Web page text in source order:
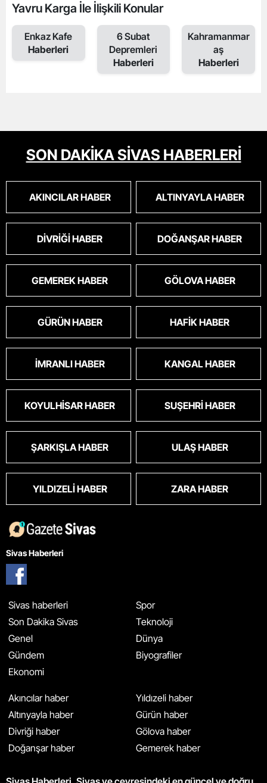
Yavru Karga İle İlişkili Konular
Enkaz Kafe
Haberleri
6 Subat
Depremleri
Haberleri
Kahramanmar
aş
Haberleri
SON DAKİKA SİVAS HABERLERİ
AKINCILAR HABER ALTINYAYLA HABER
DIVRIĞI HABER DOĞANŞAR HABER
GEMEREK HABER GÖLOVA HABER
GÜRÜN HABER HAFIK HABER
İMRANLI HABER KANGAL HABER
KOYULHISAR HABER SUŞEHRI HABER
ŞARKIŞLA HABER ULAŞ HABER
YILDIZELI HABER ZARA HABER
Sivas Haberleri
Sivas haberleri
Son Dakika Sivas
Genel
Gündem
Ekonomi
Spor
Teknoloji
Dünya
Biyografiler
Akıncılar haber
Altınyayla haber
Divriği haber
Doğanşar haber
Yıldızeli haber
Gürün haber
Gölova haber
Gemerek haber